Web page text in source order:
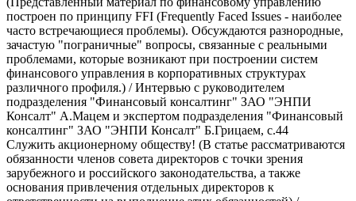
построен по принципу FFI (Frequently Faced Issues - наиболее
часто встречающиеся проблемы). Обсуждаются разнородные,
зачастую "пограничные" вопросы, связанные с реальными
проблемами, которые возникают при построении систем
финансового управления в корпоративных структурах
различного профиля.) / Интервью с руководителем
подразделения "Финансовый консалтинг" ЗАО "ЭНПИ
Консалт" А.Мацем и экспертом подразделения "Финансовый
консалтинг" ЗАО "ЭНПИ Консалт" Б.Грицаем, с.44
Служить акционерному обществу! (В статье рассматриваются
обязанности членов совета директоров с точки зрения
зарубежного и российского законодательства, а также
основания привлечения отдельных директоров к